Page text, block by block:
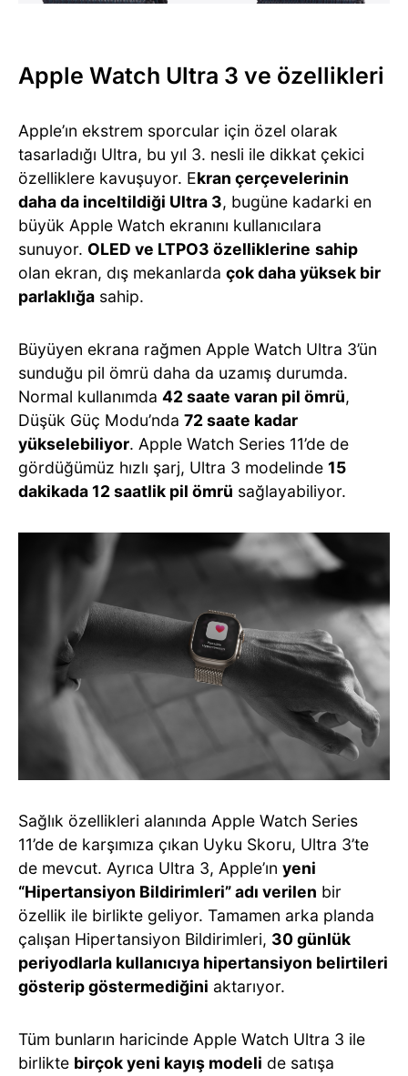
Apple Watch Ultra 3 ve özellikleri
Apple’ın ekstrem sporcular için özel olarak
tasarladığı Ultra, bu yıl 3. nesli ile dikkat çekici
özelliklere kavuşuyor. Ekran çerçevelerinin
daha da inceltildiği Ultra 3, bugüne kadarki en
büyük Apple Watch ekranını kullanıcılara
sunuyor. OLED ve LTPO3 özelliklerine sahip
olan ekran, dış mekanlarda çok daha yüksek bir
parlaklığa sahip.
Büyüyen ekrana rağmen Apple Watch Ultra 3’ün
sunduğu pil ömrü daha da uzamış durumda.
Normal kullanımda 42 saate varan pil ömrü,
Düşük Güç Modu’nda 72 saate kadar
yükselebiliyor. Apple Watch Series 11’de de
gördüğümüz hızlı şarj, Ultra 3 modelinde 15
dakikada 12 saatlik pil ömrü sağlayabiliyor.
Sağlık özellikleri alanında Apple Watch Series
11’de de karşımıza çıkan Uyku Skoru, Ultra 3’te
de mevcut. Ayrıca Ultra 3, Apple’ın yeni
“Hipertansiyon Bildirimleri” adı verilen bir
özellik ile birlikte geliyor. Tamamen arka planda
çalışan Hipertansiyon Bildirimleri, 30 günlük
periyodlarla kullanıcıya hipertansiyon belirtileri
gösterip göstermediğini aktarıyor.
Tüm bunların haricinde Apple Watch Ultra 3 ile
birlikte birçok yeni kayış modeli de satışa